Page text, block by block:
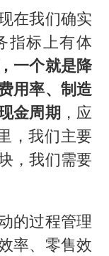
在我们确实
指标上有体
一个就是降
用率、制造
金周期，应
，我们主要
，我们需要
的过程管理
率、零售效